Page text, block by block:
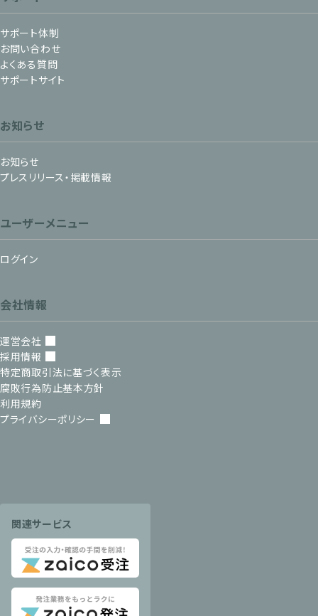
サポート体制
お問い合わせ
よくある質問
サポートサイト
お知らせ
お知らせ
プレスリリース・掲載情報
ユーザーメニュー
ログイン
会社情報
運営会社
採用情報
特定商取引法に基づく表示
腐敗行為防止基本方針
利用規約
プライバシーポリシー
関連サービス